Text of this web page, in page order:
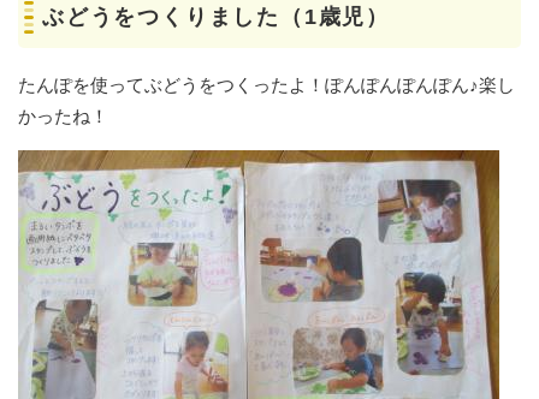
ぶどうをつくりました（1歳児）
たんぽを使ってぶどうをつくったよ！ぽんぽんぽんぽん♪楽し
かったね！